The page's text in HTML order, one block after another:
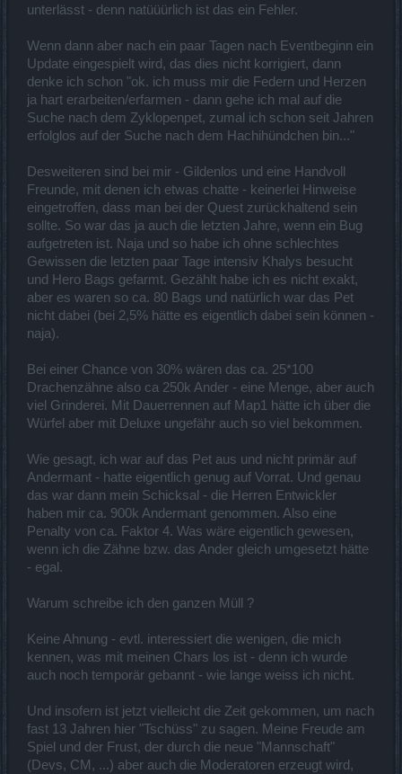
unterlässt - denn natüüürlich ist das ein Fehler.
Wenn dann aber nach ein paar Tagen nach Eventbeginn ein
Update eingespielt wird, das dies nicht korrigiert, dann
denke ich schon "ok. ich muss mir die Federn und Herzen
ja hart erarbeiten/erfarmen - dann gehe ich mal auf die
Suche nach dem Zyklopenpet, zumal ich schon seit Jahren
erfolglos auf der Suche nach dem Hachihündchen bin..."
Desweiteren sind bei mir - Gildenlos und eine Handvoll
Freunde, mit denen ich etwas chatte - keinerlei Hinweise
eingetroffen, dass man bei der Quest zurückhaltend sein
sollte. So war das ja auch die letzten Jahre, wenn ein Bug
aufgetreten ist. Naja und so habe ich ohne schlechtes
Gewissen die letzten paar Tage intensiv Khalys besucht
und Hero Bags gefarmt. Gezählt habe ich es nicht exakt,
aber es waren so ca. 80 Bags und natürlich war das Pet
nicht dabei (bei 2,5% hätte es eigentlich dabei sein können -
naja).
Bei einer Chance von 30% wären das ca. 25*100
Drachenzähne also ca 250k Ander - eine Menge, aber auch
viel Grinderei. Mit Dauerrennen auf Map1 hätte ich über die
Würfel aber mit Deluxe ungefähr auch so viel bekommen.
Wie gesagt, ich war auf das Pet aus und nicht primär auf
Andermant - hatte eigentlich genug auf Vorrat. Und genau
das war dann mein Schicksal - die Herren Entwickler
haben mir ca. 900k Andermant genommen. Also eine
Penalty von ca. Faktor 4. Was wäre eigentlich gewesen,
wenn ich die Zähne bzw. das Ander gleich umgesetzt hätte
- egal.
Warum schreibe ich den ganzen Müll ?
Keine Ahnung - evtl. interessiert die wenigen, die mich
kennen, was mit meinen Chars los ist - denn ich wurde
auch noch temporär gebannt - wie lange weiss ich nicht.
Und insofern ist jetzt vielleicht die Zeit gekommen, um nach
fast 13 Jahren hier "Tschüss" zu sagen. Meine Freude am
Spiel und der Frust, der durch die neue "Mannschaft"
(Devs, CM, ...) aber auch die Moderatoren erzeugt wird,